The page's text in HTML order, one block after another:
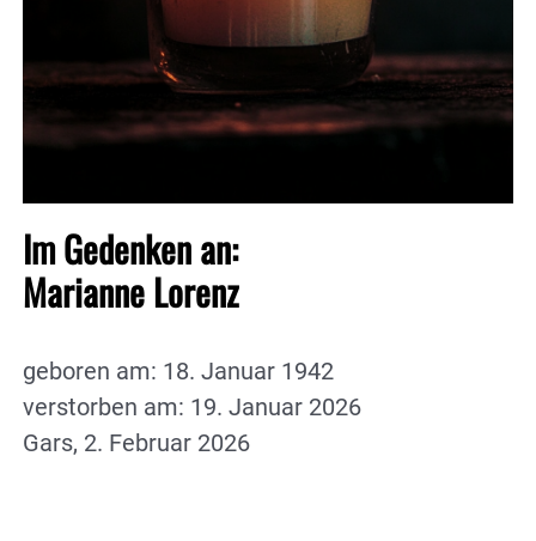
Im Gedenken an:
Marianne Lorenz
geboren am: 18. Januar 1942
verstorben am: 19. Januar 2026
Gars, 2. Februar 2026